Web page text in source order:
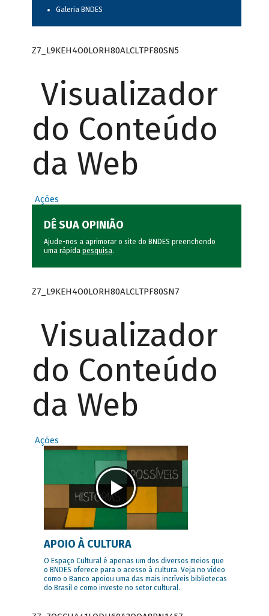
Galeria BNDES
Z7_L9KEH4O0LORH80ALCLTPF80SN5
Visualizador
do Conteúdo
da Web
Ações
DÊ SUA OPINIÃO
Ajude-nos a aprimorar o site do BNDES preenchendo
uma rápida pesquisa.
Z7_L9KEH4O0LORH80ALCLTPF80SN7
Visualizador
do Conteúdo
da Web
Ações
APOIO À CULTURA
O Espaço Cultural é apenas um dos diversos meios que
o BNDES oferece para o acesso à cultura. Veja no vídeo
como o Banco apoiou uma das mais incríveis bibliotecas
do Brasil e como investe no setor cultural.